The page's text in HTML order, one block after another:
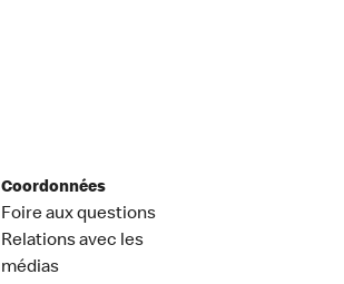
Coordonnées
Foire aux questions
Relations avec les
médias